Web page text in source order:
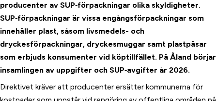
producenter av SUP‑förpackningar olika skyldigheter.
SUP‑förpackningar är vissa engångsförpackningar som
innehåller plast, såsom livsmedels- och
dryckesförpackningar, dryckesmuggar samt plastpåsar
som erbjuds konsumenter vid köptillfället. På Åland börjar
insamlingen av uppgifter och SUP‑avgifter år 2026.
Direktivet kräver att producenter ersätter kommunerna för